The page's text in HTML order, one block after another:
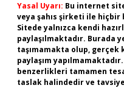
Yasal Uyarı: Bu internet
veya şahıs şirketi ile hiçbir
Sitede yalnızca kendi
paylaşılmaktadır. Burada
taşımamakta olup, gerçek
paylaşım
benzerlikleri tamamen
taslak halindedir ve